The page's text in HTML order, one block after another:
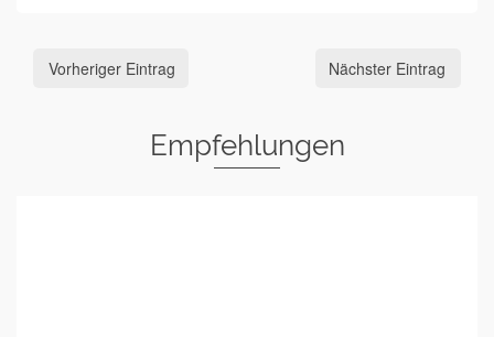
Vorheriger Eintrag Nächster Eintrag
Empfehlungen